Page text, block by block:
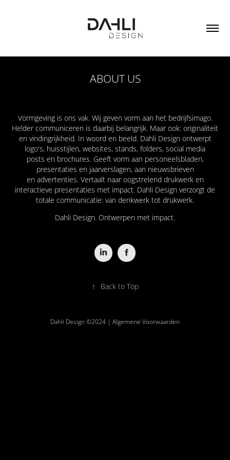
ABOUT US
Vormgeving is ons vak. Wij geven vorm aan het bedrijfsimago.
Helder communiceren is daarbij belangrijk. Maar ook: originaliteit
en vindingrijkheid. In woord en beeld. Dahli Design ontwerpt
logo's, huisstijlen, websites, stands, folders, social media
posts en brochures. Geeft vorm aan personeelsbladen,
presentaties en jaarverslagen, aan nieuwsbrieven
enadvertenties. Vertaalt naar oogstrelend drukwerk en
interactieve presentaties met impact. Dahli Designverzorgt de
totale communicatie: van denkwerk tot drukwerk.
Dahli Design. Ontwerpen met impact.
↑ Back to Top
Dahli Design ©2024 | Algemene Voorwaarden